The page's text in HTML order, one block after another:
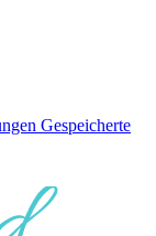
Gespeicherte